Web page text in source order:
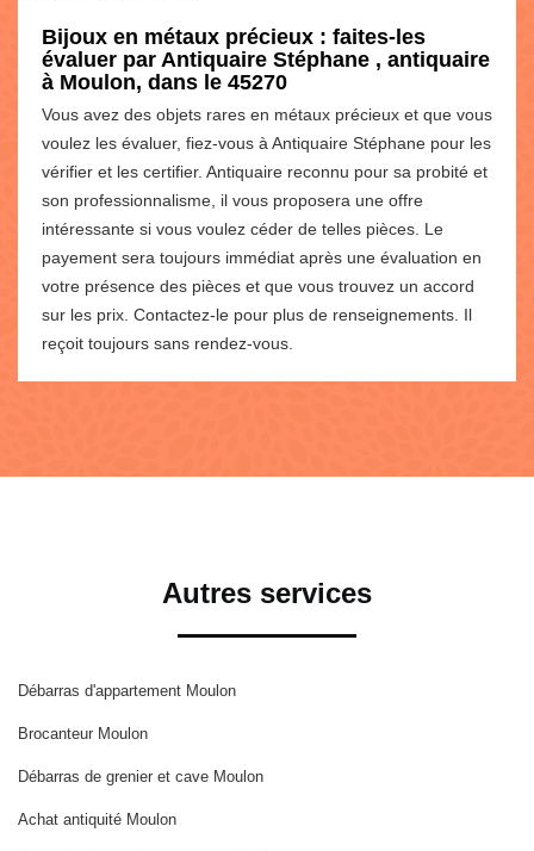
Bijoux en métaux précieux : faites-les
évaluer par Antiquaire Stéphane , antiquaire
à Moulon, dans le 45270
Vous avez des objets rares en métaux précieux et que vous
voulez les évaluer, fiez-vous à Antiquaire Stéphane pour les
vérifier et les certifier. Antiquaire reconnu pour sa probité et
son professionnalisme, il vous proposera une offre
intéressante si vous voulez céder de telles pièces. Le
payement sera toujours immédiat après une évaluation en
votre présence des pièces et que vous trouvez un accord
sur les prix. Contactez-le pour plus de renseignements. Il
reçoit toujours sans rendez-vous.
Autres services
Débarras d'appartement Moulon
Brocanteur Moulon
Débarras de grenier et cave Moulon
Achat antiquité Moulon